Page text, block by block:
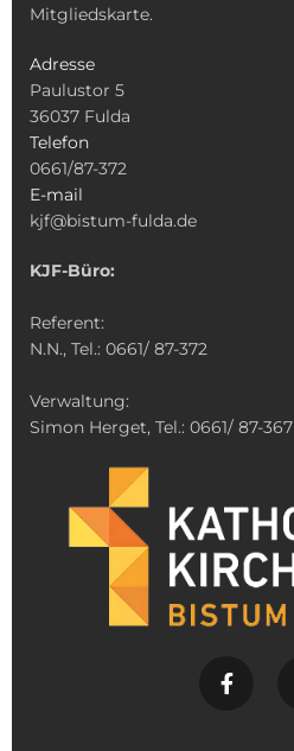
Mitgliedskarte.
Adresse
Paulustor 5
36037 Fulda
Telefon
0661/87-372
E-mail
kjf@bistum-fulda.de
KJF-Büro:
Referent:
N.N., Tel.: 0661/ 87-372
Verwaltung:
Simon Herget, Tel.: 0661/ 87-367